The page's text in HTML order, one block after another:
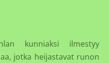
kunniaksi ilmestyy
jotka heijastavat runon